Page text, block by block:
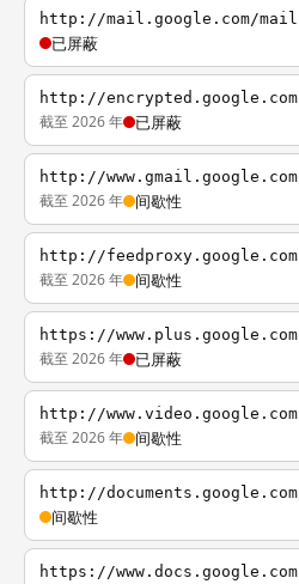
http://mail.google.com/mail
已屏蔽
http://encrypted.google.com
截至 2026 年 已屏蔽
http://www.gmail.google.com
截至 2026 年 间歇性
http://feedproxy.google.com
截至 2026 年 间歇性
https://www.plus.google.com
截至 2026 年 已屏蔽
http://www.video.google.com
截至 2026 年 间歇性
http://documents.google.com
间歇性
https://www.docs.google.com